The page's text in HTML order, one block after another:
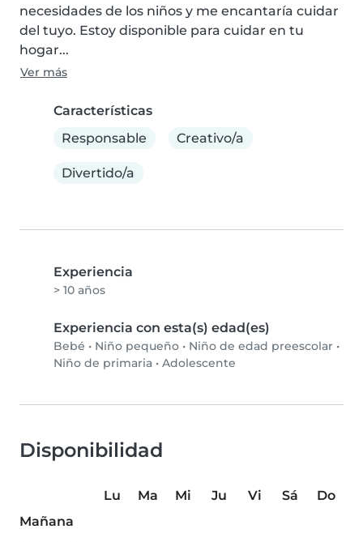
necesidades de los niños y me encantaría cuidar
del tuyo. Estoy disponible para cuidar en tu
hogar...
Ver más
Características
Responsable
Creativo/a
Divertido/a
Experiencia
> 10 años
Experiencia con esta(s) edad(es)
Bebé • Niño pequeño • Niño de edad preescolar •
Niño de primaria • Adolescente
Disponibilidad
Lu Ma Mi Ju Vi Sá
Do
Mañana